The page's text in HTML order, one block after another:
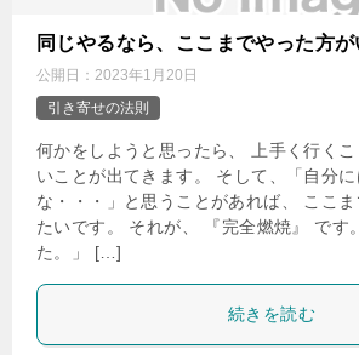
同じやるなら、ここまでやった方が
公開日： 2023年1月20日
引き寄せの法則
何かをしようと思ったら、 上手く行く
いことが出てきます。 そして、「自分
な・・・」と思うことがあれば、 ここ
たいです。 それが、 『完全燃焼』 です
た。」 […]
続きを読む